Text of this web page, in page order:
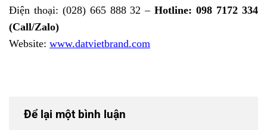
Điện thoại: (028) 665 888 32 –Hotline: 098 7172 334
(Call/Zalo)
Website: www.datvietbrand.com
Để lại một bình luận